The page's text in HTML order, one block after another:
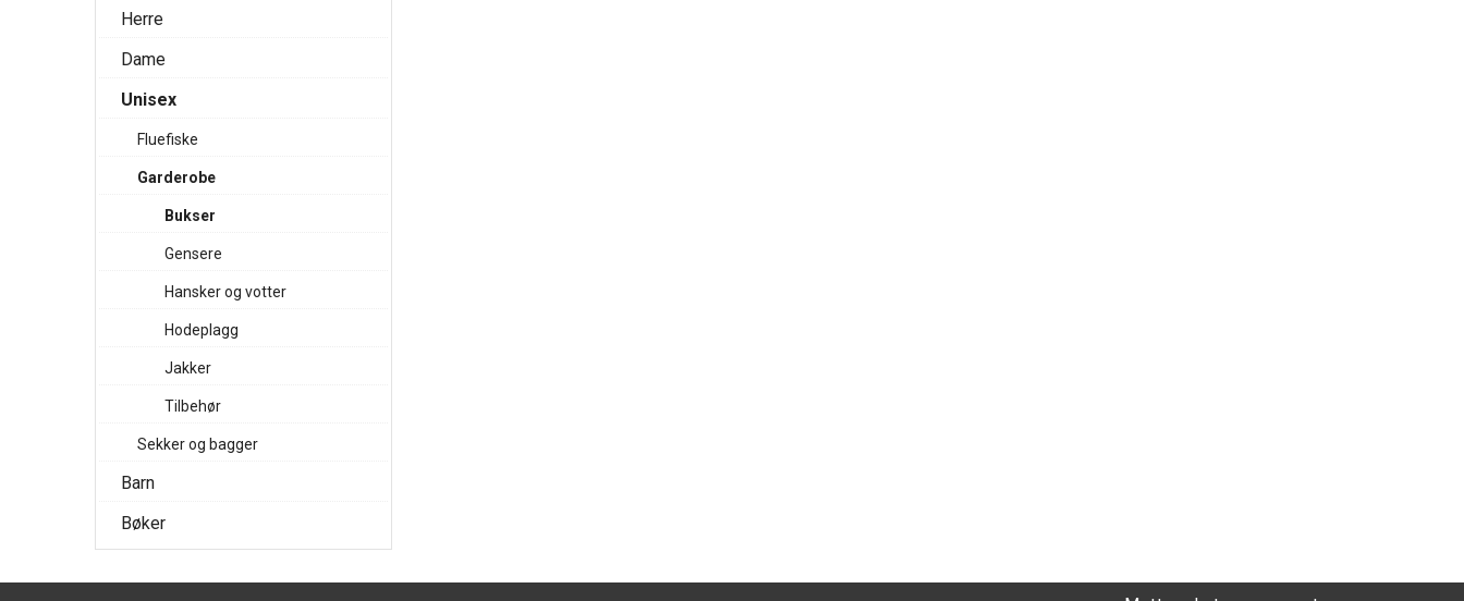
Herre
Dame
Unisex
Fluefiske
Garderobe
Bukser
Gensere
Hansker og votter
Hodeplagg
Jakker
Tilbehør
Sekker og bagger
Barn
Bøker